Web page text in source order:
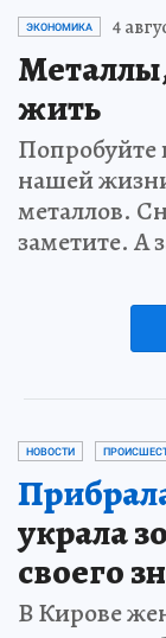
ЭКОНОМИКА 4
жить
Попробуйте
нашей
металлов.
заметите. А
НОВОСТИ
украла
своего
В Кирове